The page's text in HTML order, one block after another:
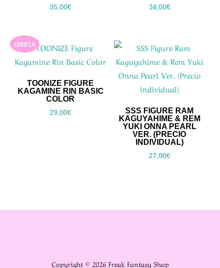
35,00€ 34,00€
OFERTA
TOONIZE FIGURE
KAGAMINE RIN BASIC
COLOR
29,00€
SSS FIGURE RAM
KAGUYAHIME & REM
YUKI ONNA PEARL
VER. (PRECIO
INDIVIDUAL)
27,00€
Copyright © 2026 Freak Fantasy Shop